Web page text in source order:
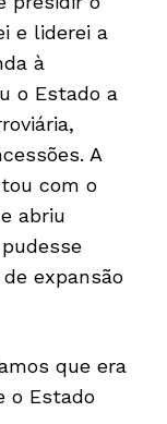
e liderei a
à
o Estado a
A
com o
abriu
expansão
que era
o Estado